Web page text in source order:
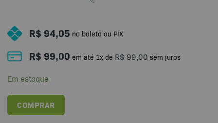
R$ 94,05 no boleto ou PIX
R$ 99,00 em até 1x de R$ 99,00 sem juros
Em estoque
COMPRAR